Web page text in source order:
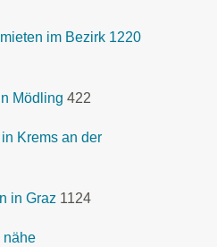
im Bezirk 1220
Mödling 422
Krems an der
in Graz 1124
nähe